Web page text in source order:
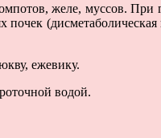
желе, муссов. При
(дисметаболическая
ежевику.
водой.